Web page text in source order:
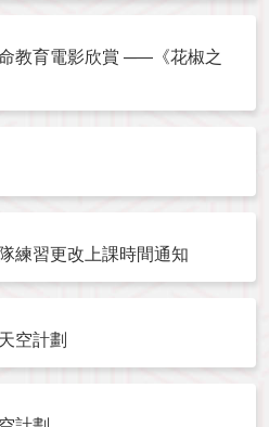
教育電影欣賞 ─―《花椒之
練習更改上課時間通知
空計劃